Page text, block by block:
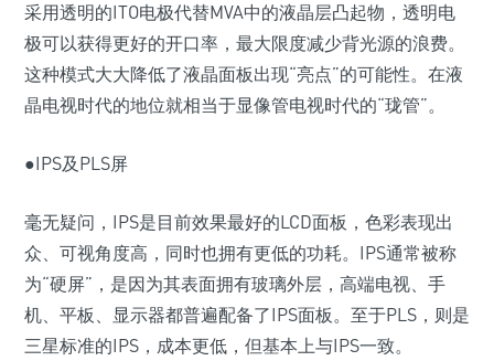
采用透明的ITO电极代替MVA中的液晶层凸起物，透明电
极可以获得更好的开口率，最大限度减少背光源的浪费。
这种模式大大降低了液晶面板出现“亮点”的可能性。在液
晶电视时代的地位就相当于显像管电视时代的“珑管”。
●IPS及PLS屏
毫无疑问，IPS是目前效果最好的LCD面板，色彩表现出
众、可视角度高，同时也拥有更低的功耗。IPS通常被称
为“硬屏”，是因为其表面拥有玻璃外层，高端电视、手
机、平板、显示器都普遍配备了IPS面板。至于PLS，则是
三星标准的IPS，成本更低，但基本上与IPS一致。